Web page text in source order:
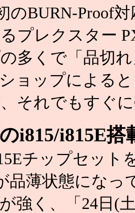
のBURN-Proof対
プレクスター
多くで「品切
ョップによる
それでもすぐ
i815/i815E
チップセット
品薄状態になっ
強く、「24日(